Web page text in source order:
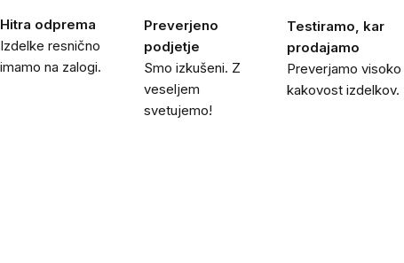
Hitra odprema
Izdelke resnično
imamo na zalogi.
Preverjeno
podjetje
Smo izkušeni. Z
veseljem
svetujemo!
Testiramo, kar
prodajamo
Preverjamo visoko
kakovost izdelkov.